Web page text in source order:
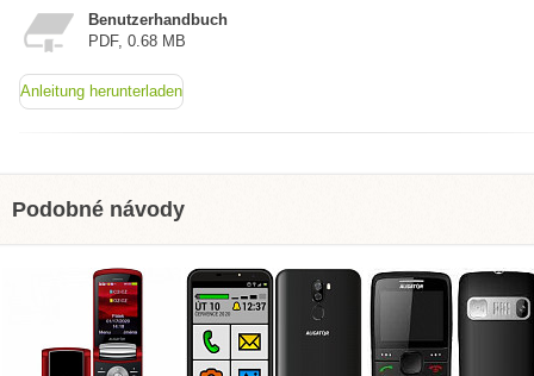
Benutzerhandbuch
PDF, 0.68 MB
Anleitung herunterladen
Podobné návody